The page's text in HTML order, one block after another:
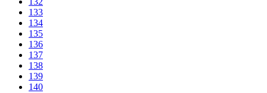
133
134
135
136
137
138
139
140